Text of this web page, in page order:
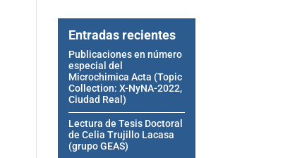
Entradas recientes
Publicaciones en número
especial del
Microchimica Acta (Topic
Collection: X-NyNA-2022,
Ciudad Real)
Lectura de Tesis Doctoral
de Celia Trujillo Lacasa
(grupo GEAS)